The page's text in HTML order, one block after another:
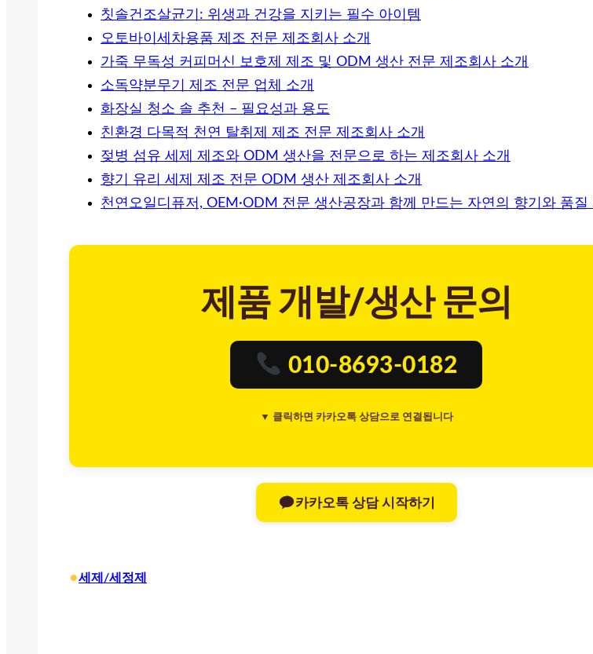
칫솔건조살균기: 위생과 건강을 지키는 필수 아이템
오토바이세차용품 제조 전문 제조회사 소개
가죽 무독성 커피머신 보호제 제조 및 ODM 생산 전문 제조회사 소개
소독약분무기 제조 전문 업체 소개
화장실 청소 솔 추천 – 필요성과 용도
친환경 다목적 천연 탈취제 제조 전문 제조회사 소개
젖병 섬유 세제 제조와 ODM 생산을 전문으로 하는 제조회사 소개
향기 유리 세제 제조 전문 ODM 생산 제조회사 소개
천연오일디퓨저, OEM·ODM 전문 생산공장과 함께 만드는 자연의 향기와 품질
제품 개발/생산 문의
010-8693-0182
▼ 클릭하면 카카오톡 상담으로 연결됩니다
카카오톡 상담 시작하기
•세제/세정제